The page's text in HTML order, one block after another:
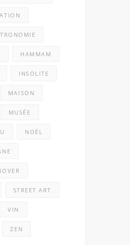
HAMMAM
INSOLITE
MAISON
MUSÉE
NOËL
STREET ART
VIN
ZEN